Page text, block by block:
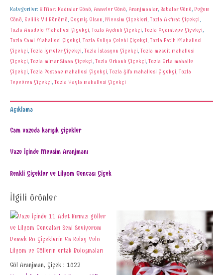
Kategoriler: 8 Mart Kadınlar Günü, Anneler Günü, Aranjmanlar, Babalar Günü, Doğum
Günü, Evlilik Yıl Dönümü, Geçmiş Olsun, Mevsim Çiçekleri, Tuzla Akfırat Çiçekçi,
Tuzla Anadolu Mahallesi Çiçekçi, Tuzla Aydınlı Çiçekçi, Tuzla Aydıntepe Çiçekçi,
Tuzla Cami Mahallesi Çiçekçi, Tuzla Evliya Çelebi Çiçekçi, Tuzla Fatih Mahallesi
Çiçekçi, Tuzla İçmeler Çiçekçi, Tuzla İstasyon Çiçekçi, Tuzla mescit mahallesi
Çiçekçi, Tuzla mimar Sinan Çiçekçi, Tuzla Orhanlı Çiçekçi, Tuzla Orta mahalle
Çiçekçi, Tuzla Postane mahallesi Çiçekçi, Tuzla Şifa mahallesi Çiçekçi, Tuzla
Tepeören Çiçekçi, Tuzla Yayla mahallesi Çiçekçi
Açıklama
Cam vazoda karışık çiçekler
Vazo İçinde Mevsim Aranjmanı
Renkli Çiçekler ve Lilyum Goncası Çiçek
İlgili ürünler
Gül Aranjman, Çiçek : 1022